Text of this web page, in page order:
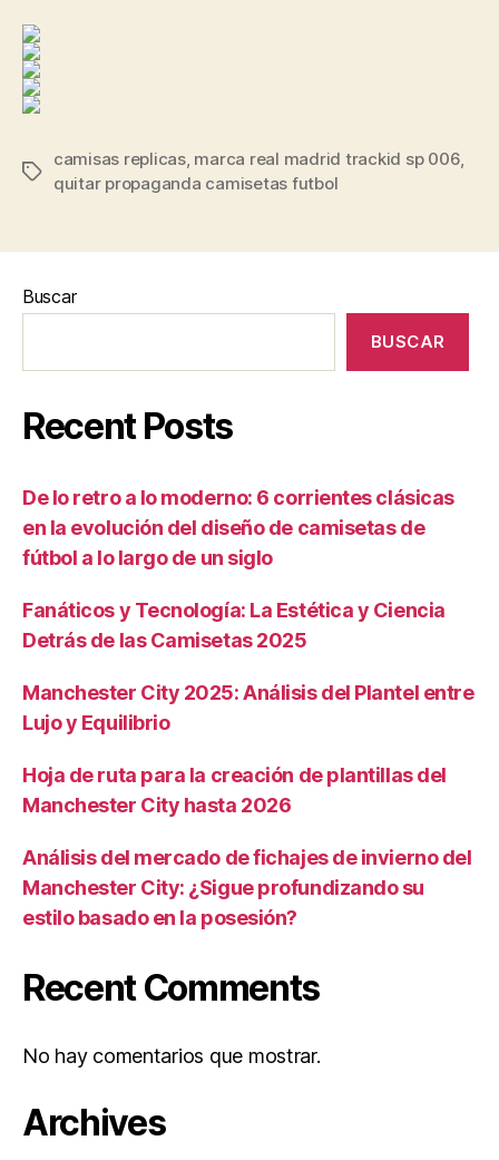
Etiquetas
camisas replicas, marca real madrid trackid sp 006,
quitar propaganda camisetas futbol
Buscar
BUSCAR
Recent Posts
De lo retro a lo moderno: 6 corrientes clásicas
en la evolución del diseño de camisetas de
fútbol a lo largo de un siglo
Fanáticos y Tecnología: La Estética y Ciencia
Detrás de las Camisetas 2025
Manchester City 2025: Análisis del Plantel entre
Lujo y Equilibrio
Hoja de ruta para la creación de plantillas del
Manchester City hasta 2026
Análisis del mercado de fichajes de invierno del
Manchester City: ¿Sigue profundizando su
estilo basado en la posesión?
Recent Comments
No hay comentarios que mostrar.
Archives